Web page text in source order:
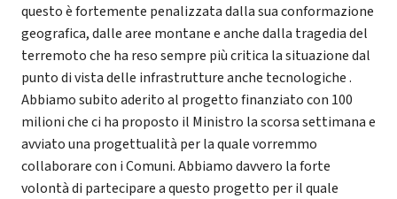
questo è fortemente penalizzata dalla sua conformazione
geografica, dalle aree montane e anche dalla tragedia del
terremoto che ha reso sempre più critica la situazione dal
punto di vista delle infrastrutture anche tecnologiche .
Abbiamo subito aderito al progetto finanziato con 100
milioni che ci ha proposto il Ministro la scorsa settimana e
avviato una progettualità per la quale vorremmo
collaborare con i Comuni. Abbiamo davvero la forte
volontà di partecipare a questo progetto per il quale